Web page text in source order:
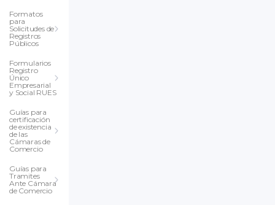
Formatos
para
Solicitudes de
Registros
Públicos
Formularios
Registro
Único
Empresarial
y Social RUES
Guías para
certificación
de existencia
de las
Cámaras de
Comercio
Guías para
Tramites
Ante Cámara
de Comercio